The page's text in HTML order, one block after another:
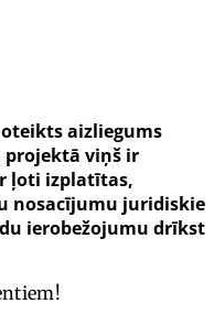
aizliegums
viņš ir
ļoti izplatītas,
nosacījumu juridiskie
ierobežojumu drīkst